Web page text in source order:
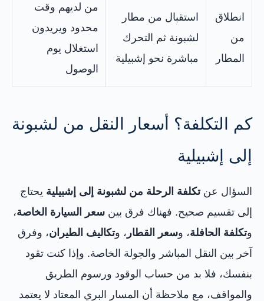
انطلاق
من
المطار
استقبال من مطار
لشبونة ثم التحرك
مباشرة نحو إشبيلية
من لديهم وقت
محدود ويريدون
استغلال يوم
الوصول
كم التكلفة؟ أسعار النقل من لشبونة
إلى إشبيلية
السؤال عنتكلفة الرحلة من لشبونة إلى إشبيلية يحتاج
إلى تقسيم صحيح. فهناك فرق بين سعر السيارة الخاصة،
وتكلفة الحافلة، وسعر القطار ، وتكاليف الطيران، وفرق
آخر بين النقل المباشر والجولة الخاصة. وإذا كنت تقود
بنفسك، فلا بد من حساب الوقود ورسوم الطريق
والمواقف، مع ملاحظة أن المسار البري المعتاد لا يعتمد